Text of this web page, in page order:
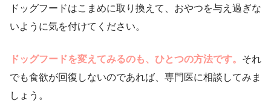
ドッグフードはこまめに取り換えて、おやつを与え過ぎな
いように気を付けてください。
ドッグフードを変えてみるのも、ひとつの方法です。 それ
でも食欲が回復しないのであれば、専門医に相談してみま
しょう。